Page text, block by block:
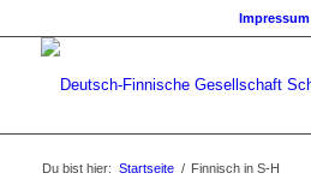
Impressum
Du bist hier: Startseite / Finnisch in S-H